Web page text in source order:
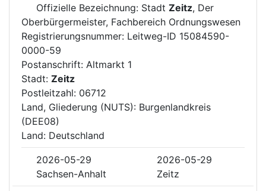
Offizielle Bezeichnung: Stadt Zeitz, Der
Oberbürgermeister, Fachbereich Ordnungswesen
Registrierungsnummer: Leitweg-ID 15084590-
0000-59
Postanschrift: Altmarkt 1
Stadt: Zeitz
Postleitzahl: 06712
Land, Gliederung (NUTS): Burgenlandkreis
(DEE08)
Land: Deutschland
2026-05-29
2026-05-29
Sachsen-Anhalt
Zeitz